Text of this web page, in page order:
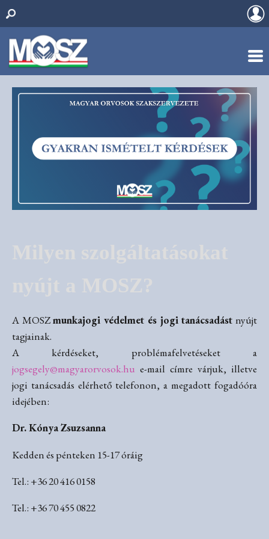
A MOSZmunkajogi védelmet és jogi tanácsadást nyújt
tagjainak.
A kérdéseket, problémafelvetéseket a
jogsegely@magyarorvosok.hu e-mail címre várjuk, illetve
jogi tanácsadás elérhető telefonon, a megadott fogadóóra
idejében:
Dr. Kónya Zsuzsanna
Kedden és pénteken 15-17 óráig
Tel.: +36 20 416 0158
Tel.: +36 70 455 0822